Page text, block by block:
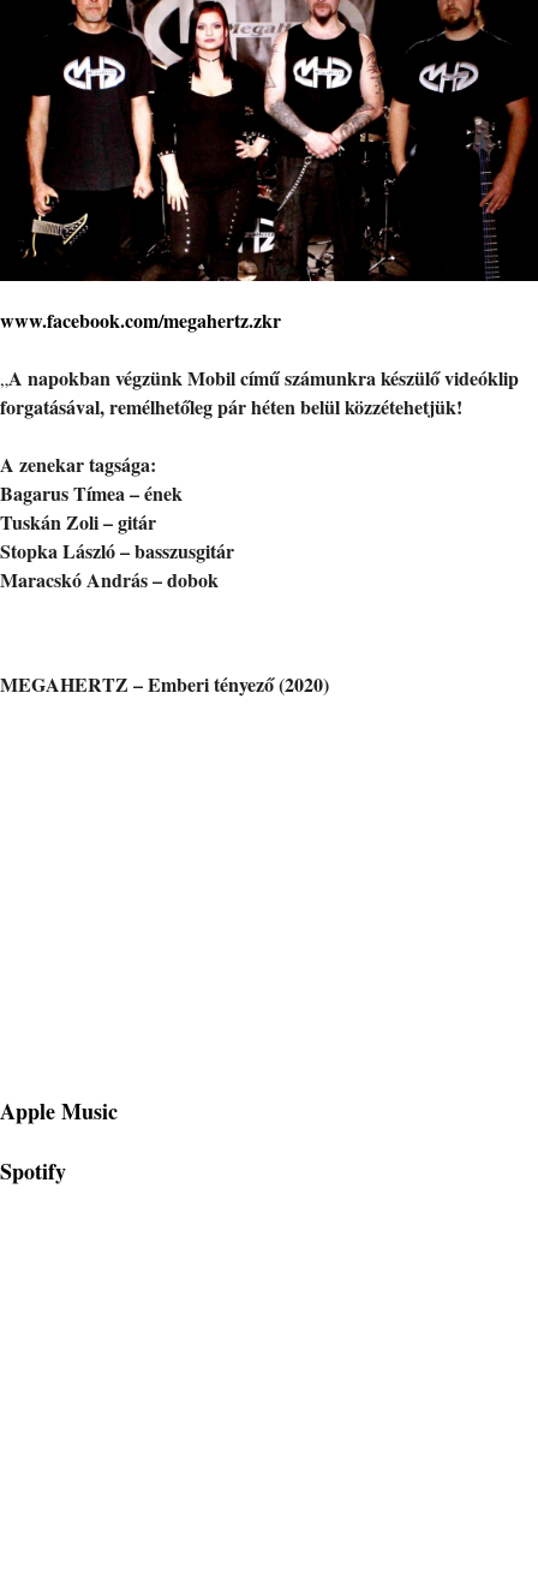
www.facebook.com/megahertz.zkr
„A napokban végzünk Mobil című számunkra készülő videóklip
forgatásával, remélhetőleg pár héten belül közzétehetjük!
A zenekar tagsága:
Bagarus Tímea – ének
Tuskán Zoli – gitár
Stopka László – basszusgitár
Maracskó András – dobok
MEGAHERTZ – Emberi tényező (2020)
Apple Music
Spotify